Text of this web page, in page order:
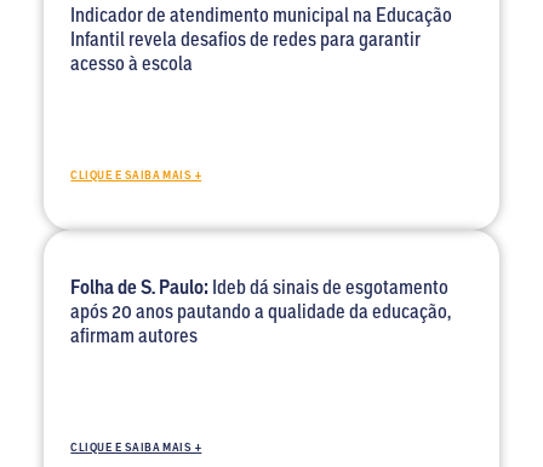
Indicador de atendimento municipal na Educação
Infantil revela desafios de redes para garantir
acesso à escola
CLIQUE E SAIBA MAIS +
Folha de S. Paulo:Ideb dá sinais de esgotamento
após 20 anos pautando a qualidade da educação,
afirmam autores
CLIQUE E SAIBA MAIS +